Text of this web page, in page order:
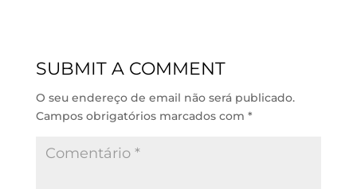
I
p
o
SUBMIT A COMMENT
O seu endereço de email não será publicado.
Campos obrigatórios marcados com *